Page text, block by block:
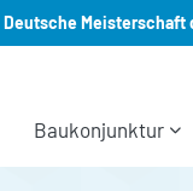
Deutsche Meisterschaft
Baukonjunktur